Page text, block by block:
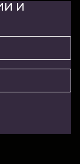
И